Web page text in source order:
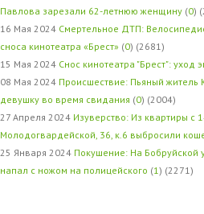
Павлова зарезали 62-летнюю женщину (0)
16 Мая 2024 Смертельное ДТП:
сноса кинотеатра «Брест» (0) (2681)
15 Мая 2024 Снос кинотеатра "Брест": уход
08 Мая 2024 Происшествие: Пьяный житель
девушку во время свидания (0) (2004)
27 Апреля 2024 Изуверство: Из квартиры с
Молодогвардейской, 36, к.6 выбросили
25 Января 2024 Покушение: На Бобруйской
напал с ножом на полицейского (1 ) (2271)